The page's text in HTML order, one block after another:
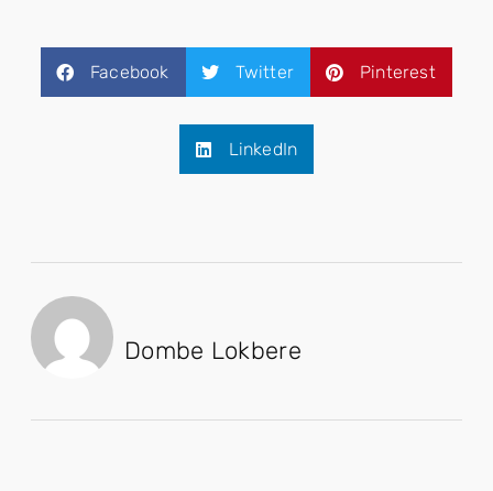
Facebook Twitter Pinterest
LinkedIn
Dombe Lokbere